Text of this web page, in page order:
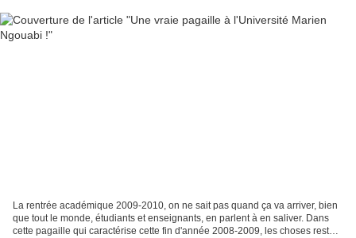
La rentrée académique 2009-2010, on ne sait pas quand ça va arriver, bien
que tout le monde, étudiants et enseignants, en parlent à en saliver. Dans
cette pagaille qui caractérise cette fin d'année 2008-2009, les choses restent